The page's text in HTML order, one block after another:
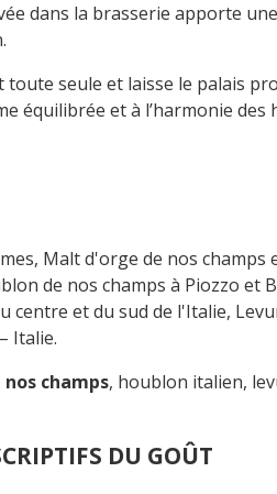
dans la brasserie apporte
toute seule et laisse le palais
équilibrée et à l’harmonie des
Malt d'orge de nos champs
de nos champs à Piozzo et
centre et du sud de l'Italie,
Italie.
champs, houblon italien,
DU GOÛT